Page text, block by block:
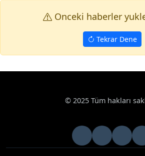
Onceki haberler
Tekrar Dene
© 2025 Tüm hakları